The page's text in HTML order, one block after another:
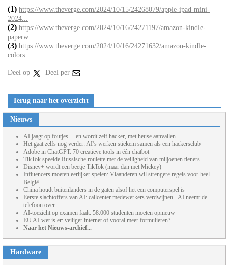
(1) https://www.theverge.com/2024/10/15/24268079/apple-ipad-mini-
2024...
(2) https://www.theverge.com/2024/10/16/24271197/amazon-kindle-
paperw...
(3) https://www.theverge.com/2024/10/16/24271632/amazon-kindle-
colors...
Deel op Deel per
Terug naar het overzicht
Nieuws
AI jaagt op foutjes… en wordt zelf hacker, met heuse aanvallen
Het gaat zelfs nog verder: AI’s werken stiekem samen als een hackersclub
Adobe in ChatGPT: 70 creatieve tools in één chatbot
TikTok speelde Russische roulette met de veiligheid van miljoenen tieners
Disney+ wordt een beetje TikTok (maar dan met Mickey)
Influencers moeten eerlijker spelen: Vlaanderen wil strengere regels voor heel
België
China houdt buitenlanders in de gaten alsof het een computerspel is
Eerste slachtoffers van AI: callcenter medewerkers verdwijnen - AI neemt de
telefoon over
AI-toezicht op examen faalt: 58.000 studenten moeten opnieuw
EU AI-wet is er: veiliger internet of vooral meer formulieren?
Naar het Nieuws-archief...
Hardware